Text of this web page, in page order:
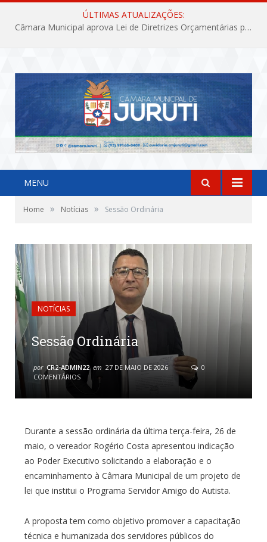
ÚLTIMAS ATUALIZAÇÕES:
Câmara Municipal aprova Lei de Diretrizes Orçamentárias para o exercício financeiro de 2027
MENU
Home » Notícias » Sessão Ordinária
NOTÍCIAS
Sessão Ordinária
por CR2-ADMIN22 em 27 DE MAIO DE 2026
0
COMENTÁRIOS
Durante a sessão ordinária da última terça-feira, 26 de
maio, o vereador Rogério Costa apresentou indicação
ao Poder Executivo solicitando a elaboração e o
encaminhamento à Câmara Municipal de um projeto de
lei que institui o Programa Servidor Amigo do Autista.
A proposta tem como objetivo promover a capacitação
técnica e humanizada dos servidores públicos do